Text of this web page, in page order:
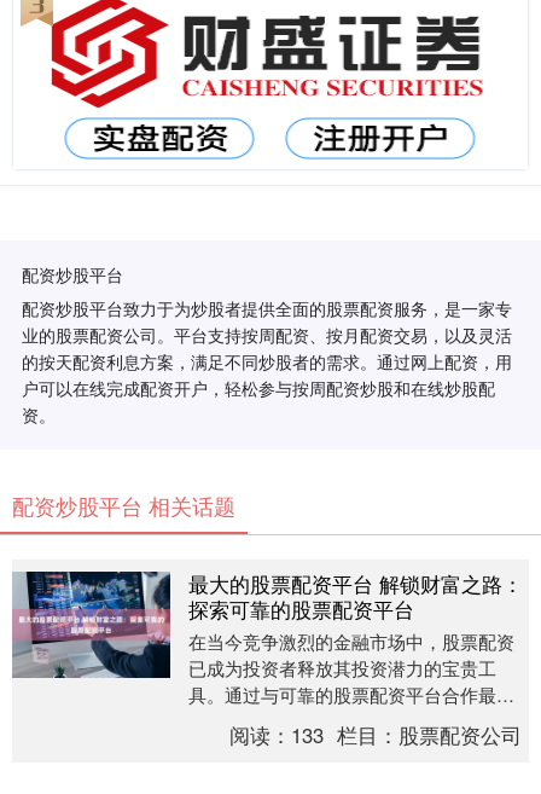
配资炒股平台
配资炒股平台致力于为炒股者提供全面的股票配资服务，是一家专
业的股票配资公司。平台支持按周配资、按月配资交易，以及灵活
的按天配资利息方案，满足不同炒股者的需求。通过网上配资，用
户可以在线完成配资开户，轻松参与按周配资炒股和在线炒股配
资。
配资炒股平台 相关话题
最大的股票配资平台 解锁财富之路：
探索可靠的股票配资平台
在当今竞争激烈的金融市场中，股票配资
已成为投资者释放其投资潜力的宝贵工
具。通过与可靠的股票配资平台合作最大
的股票配资平台，投资者可以获得额外的
资金，从而放大他们....
阅读： 133 栏目： 股票配资公司